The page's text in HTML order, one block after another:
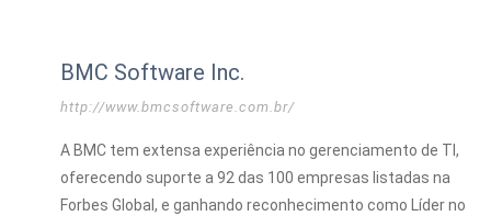
BMC Software Inc.
http://www.bmcsoftware.com.br/
A BMC tem extensa experiência no gerenciamento de TI,
oferecendo suporte a 92 das 100 empresas listadas na
Forbes Global, e ganhando reconhecimento como Líder no